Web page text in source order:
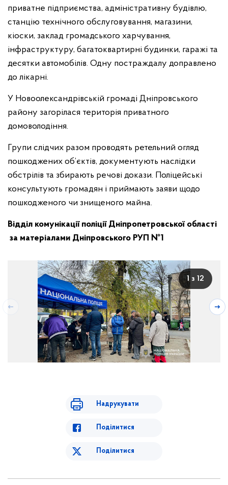
приватне підприємства, адміністративну будівлю,
станцію технічного обслуговування, магазини,
кіоски, заклад громадського харчування,
інфраструктуру, багатоквартирні будинки, гаражі та
десятки автомобілів. Одну постраждалу доправлено
до лікарні.
У Новоолександрівській громаді Дніпровського
району загорілася територія приватного
домоволодіння.
Групи слідчих разом проводять ретельний огляд
пошкоджених об’єктів, документують наслідки
обстрілів та збирають речові докази. Поліцейські
консультують громадян і приймають заяви щодо
пошкодженого чи знищеного майна.
Відділ комунікації поліції Дніпропетровської області
за матеріалами Дніпровського РУП №1
1 з 12
Надрукувати
Поділитися
Поділитися